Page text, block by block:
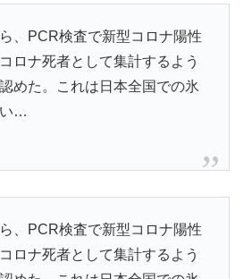
、PCR検査で新型コロナ陽性
ロナ死者として集計するよう
めた。これは日本全国での氷
い…
、PCR検査で新型コロナ陽性
ロナ死者として集計するよう